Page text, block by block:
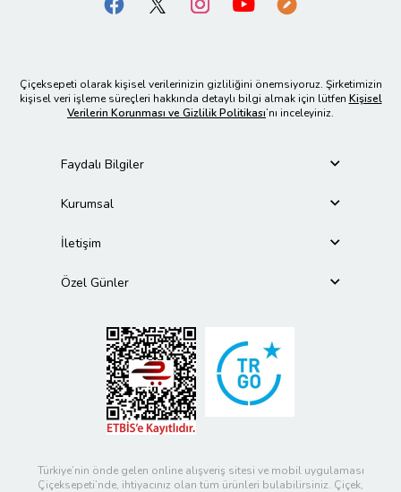
Çiçeksepeti olarak kişisel verilerinizin gizliliğini önemsiyoruz. Şirketimizin
kişisel veri işleme süreçleri hakkında detaylı bilgi almak için lütfen Kişisel
Verilerin Korunması ve Gizlilik Politikası’nı inceleyiniz.
Faydalı Bilgiler
Kurumsal
İletişim
Özel Günler
Türkiye’nin önde gelen online alışveriş sitesi ve mobil uygulaması
Çiçeksepeti’nde, ihtiyacınız olan tüm ürünleri bulabilirsiniz. Çiçek,